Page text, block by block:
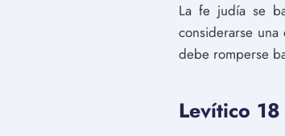
La fe judía se
considerarse
debe romperse
Levítico